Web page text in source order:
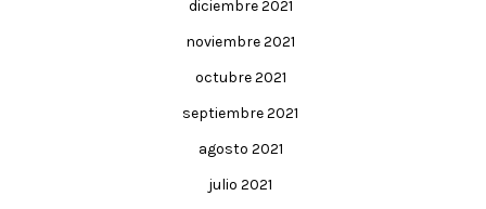
diciembre 2021
noviembre 2021
octubre 2021
septiembre 2021
agosto 2021
julio 2021